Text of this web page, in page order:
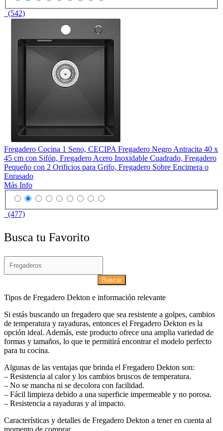
(542)
Fregadero Cocina 1 Seno, CECIPA Fregadero Negro Antracita 40 x
45 cm con Sifón, Fregadero Acero Inoxidable Cuadrado, Fregadero
Pequeño con 2 Orificios para Grifo, Fregadero Sobre Encimera o
Enrasado
Más Info
(477)
Busca tu Favorito
Buscar
Tipos de Fregadero Dekton e información relevante
Si estás buscando un fregadero que sea resistente a golpes, cambios
de temperatura y rayaduras, entonces el Fregadero Dekton es la
opción ideal. Además, este producto ofrece una amplia variedad de
formas y tamaños, lo que te permitirá encontrar el modelo perfecto
para tu cocina.
Algunas de las ventajas que brinda el Fregadero Dekton son:
– Resistencia al calor y los cambios bruscos de temperatura.
– No se mancha ni se decolora con facilidad.
– Fácil limpieza debido a una superficie impermeable y no porosa.
– Resistencia a rayaduras y al impacto.
Características y detalles de Fregadero Dekton a tener en cuenta al
momento de comprar